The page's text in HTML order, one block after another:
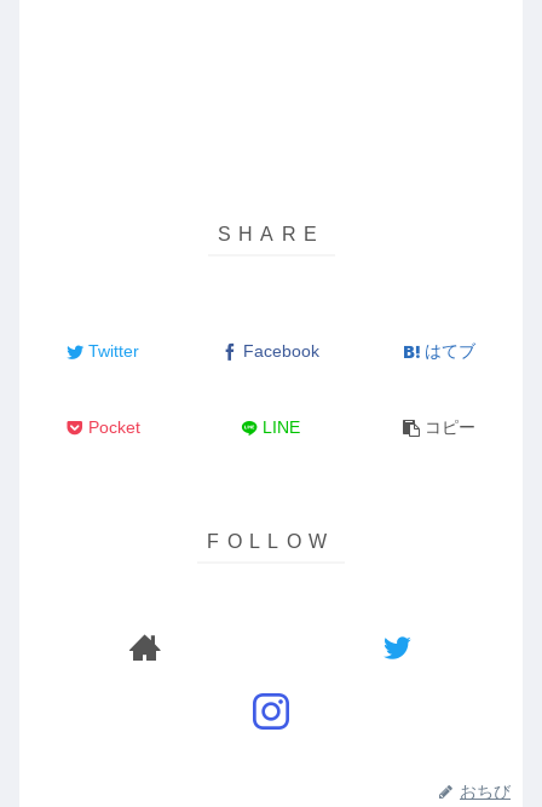
Twitter Facebook はてブ
Pocket LINE コピー
おちび